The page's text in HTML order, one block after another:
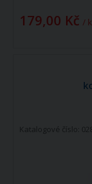
179,00 Kč /
Katalogové číslo: